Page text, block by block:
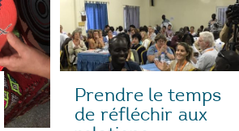
Prendre le temps
de réfléchir aux